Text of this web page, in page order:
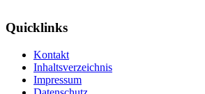
Quicklinks
Kontakt
Inhaltsverzeichnis
Impressum